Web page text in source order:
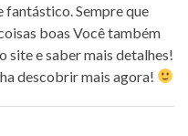
fantástico. Sempre que
boas Você também
site e saber mais detalhes!
descobrir mais agora!